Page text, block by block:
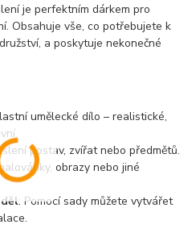
je perfektním dárkem pro
Obsahuje vše, co potřebujete k
a poskytuje nekonečné
umělecké dílo – realistické,
postav, zvířat nebo předmětů.
obrazy nebo jiné
: Pomocí sady můžete vytvářet